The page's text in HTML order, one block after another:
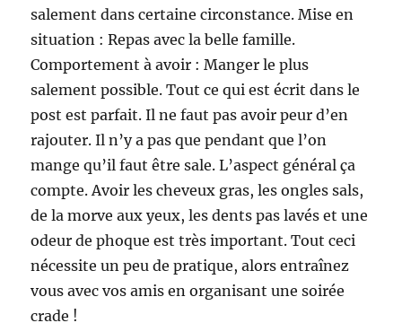
salement dans certaine circonstance. Mise en
situation : Repas avec la belle famille.
Comportement à avoir : Manger le plus
salement possible. Tout ce qui est écrit dans le
post est parfait. Il ne faut pas avoir peur d’en
rajouter. Il n’y a pas que pendant que l’on
mange qu’il faut être sale. L’aspect général ça
compte. Avoir les cheveux gras, les ongles sals,
de la morve aux yeux, les dents pas lavés et une
odeur de phoque est très important. Tout ceci
nécessite un peu de pratique, alors entraînez
vous avec vos amis en organisant une soirée
crade !